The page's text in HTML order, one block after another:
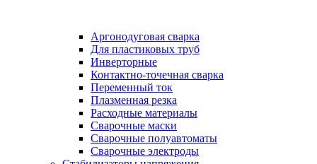
Аргонодуговая сварка
Для пластиковых труб
Инверторные
Контактно-точечная сварка
Переменный ток
Плазменная резка
Расходные материалы
Сварочные маски
Сварочные полуавтоматы
Сварочные электроды